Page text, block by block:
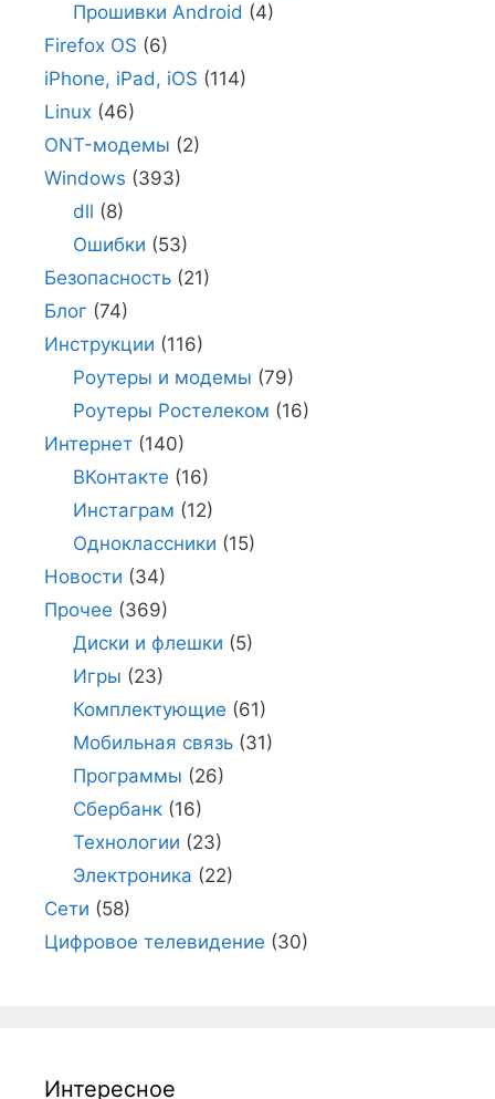
Прошивки Android (4)
Firefox OS (6)
iPhone, iPad, iOS (114)
Linux (46)
ONT-модемы (2)
Windows (393)
dll (8)
Ошибки (53)
Безопасность (21)
Блог (74)
Инструкции (116)
Роутеры и модемы (79)
Роутеры Ростелеком (16)
Интернет (140)
ВКонтакте (16)
Инстаграм (12)
Одноклассники (15)
Новости (34)
Прочее (369)
Диски и флешки (5)
Игры (23)
Комплектующие (61)
Мобильная связь(31)
Программы (26)
Сбербанк(16)
Технологии (23)
Электроника (22)
Сети (58)
Цифровое телевидение (30)
Интересное